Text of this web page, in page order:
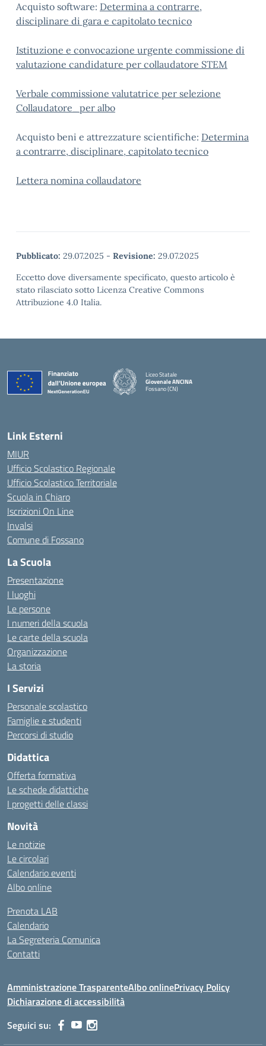
Acquisto software: Determina a contrarre,
disciplinare di gara e capitolato tecnico
Istituzione e convocazione urgente commissione di
valutazione candidature per collaudatore STEM
Verbale commissione valutatrice per selezione
Collaudatore_per albo
Acquisto beni e attrezzature scientifiche: Determina
a contrarre, disciplinare, capitolato tecnico
Lettera nomina collaudatore
Pubblicato: 29.07.2025 - Revisione: 29.07.2025
Eccetto dove diversamente specificato, questo articolo è
stato rilasciato sotto Licenza Creative Commons
Attribuzione 4.0 Italia.
Liceo Statale
Giovenale ANCINA
Fossano (CN)
Link Esterni
MIUR
Ufficio Scolastico Regionale
Ufficio Scolastico Territoriale
Scuola in Chiaro
Iscrizioni On Line
Invalsi
Comune di Fossano
La Scuola
Presentazione
I luoghi
Le persone
I numeri della scuola
Le carte della scuola
Organizzazione
La storia
I Servizi
Personale scolastico
Famiglie e studenti
Percorsi di studio
Didattica
Offerta formativa
Le schede didattiche
I progetti delle classi
Novità
Le notizie
Le circolari
Calendario eventi
Albo online
Prenota LAB
Calendario
La Segreteria Comunica
Contatti
Amministrazione TrasparenteAlbo onlinePrivacy Policy
Dichiarazione di accessibilità
Seguici su: